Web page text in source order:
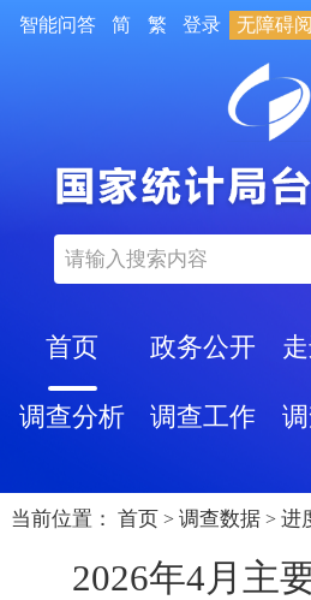
智能问答 简 繁 登录 无障碍
首页 政务公开
调查分析 调查工作
当前位置： 首页 > 调查数据 > 进
2026年4月主